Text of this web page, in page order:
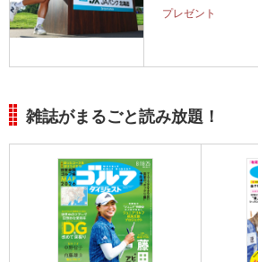
プレゼント
雑誌がまるごと読み放題！